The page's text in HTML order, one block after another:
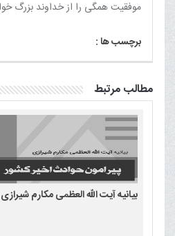
موفقیت همگی را از خداوند بزرگ
برچسب ها :
مطالب مرتبط
بیانیه آیت الله العظمی مکارم